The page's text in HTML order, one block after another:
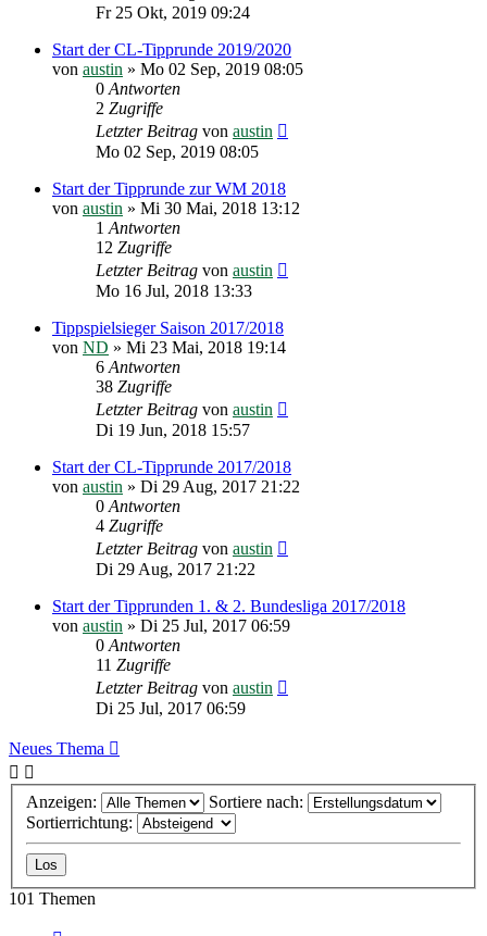
Fr 25 Okt, 2019 09:24
Start der CL-Tipprunde 2019/2020
von austin » Mo 02 Sep, 2019 08:05
0Antworten
2 Zugriffe
Letzter Beitrag von austin
Mo 02 Sep, 2019 08:05
Start der Tipprunde zur WM 2018
von austin » Mi 30 Mai, 2018 13:12
1Antworten
12 Zugriffe
Letzter Beitrag von austin
Mo 16 Jul, 2018 13:33
Tippspielsieger Saison 2017/2018
von ND » Mi 23 Mai, 2018 19:14
6Antworten
38 Zugriffe
Letzter Beitrag von austin
Di 19 Jun, 2018 15:57
Start der CL-Tipprunde 2017/2018
von austin » Di 29 Aug, 2017 21:22
0Antworten
4 Zugriffe
Letzter Beitrag von austin
Di 29 Aug, 2017 21:22
Start der Tipprunden 1. & 2. Bundesliga 2017/2018
von austin » Di 25 Jul, 2017 06:59
0Antworten
11 Zugriffe
Letzter Beitrag von austin
Di 25 Jul, 2017 06:59
Neues Thema
Anzeigen:
Sortiere nach:
Sortierrichtung:
101 Themen